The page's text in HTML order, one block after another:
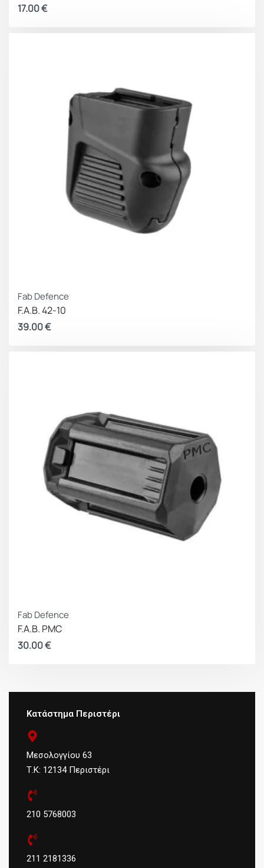
17.00€
Fab Defence
F.A.B. 42-10
39.00€
Fab Defence
F.A.B. PMC
30.00€
Κατάστημα Περιστέρι
Μεσολογγίου 63
Τ.Κ: 12134 Περιστέρι
210 5768003
211 2181336